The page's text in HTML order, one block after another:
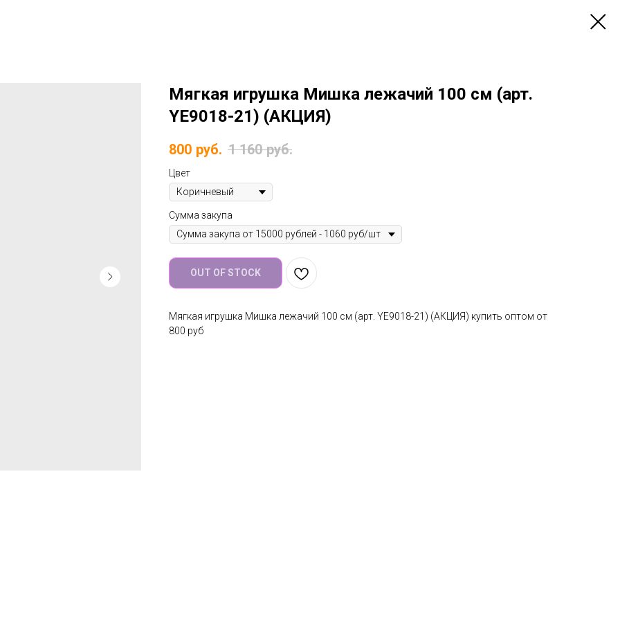
Мягкая игрушка Мишка лежачий 100 см (арт.
YE9018-21) (АКЦИЯ)
800 руб. 1 160 руб.
Цвет
Сумма закупа
OUT OF STOCK
Мягкая игрушка Мишка лежачий 100 см (арт. YE9018-21) (АКЦИЯ) купить оптом от
800 руб